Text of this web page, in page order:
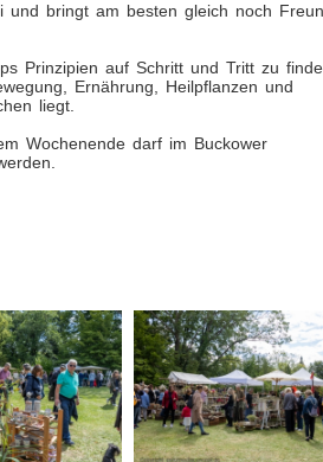
und bringt am besten gleich noch
Prinzipien auf Schritt und Tritt zu
Ernährung, Heilpflanzen und
liegt.
Wochenende darf im Buckower